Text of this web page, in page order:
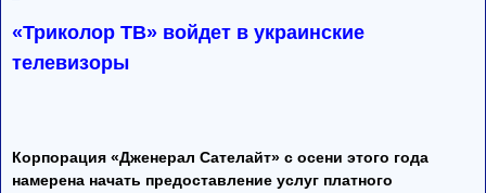
«Триколор ТВ» войдет в украинские
телевизоры
Корпорация «Дженерал Сателайт» с осени этого года
намерена начать предоставление услуг платного